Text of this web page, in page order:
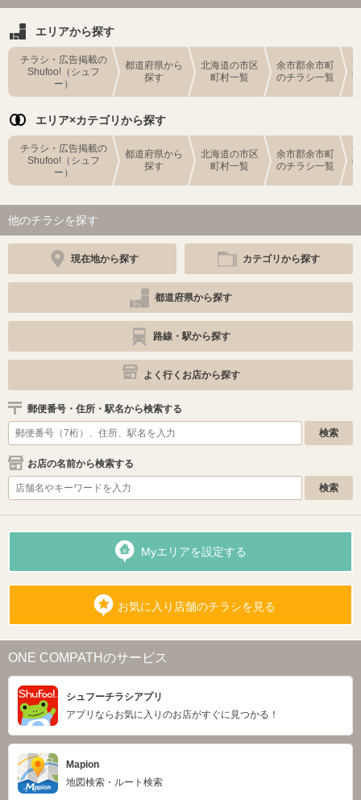
エリアから探す
チラシ・広告掲載の
Shufoo!（シュフ
ー）
都道府県から
探す
北海道の市区
町村一覧
余市郡余市町
のチラシ一覧
エリア×カテゴリから探す
チラシ・広告掲載の
Shufoo!（シュフ
ー）
都道府県から
探す
北海道の市区
町村一覧
余市郡余市町
のチラシ一覧
他のチラシを探す
現在地から探す カテゴリから探す
都道府県から探す
路線・駅から探す
よく行くお店から探す
郵便番号・住所・駅名から検索する
お店の名前から検索する
Myエリアを設定する
お気に入り店舗のチラシを見る
ONE COMPATHのサービス
シュフーチラシアプリ
アプリならお気に入りのお店がすぐに見つかる！
Mapion
地図検索・ルート検索